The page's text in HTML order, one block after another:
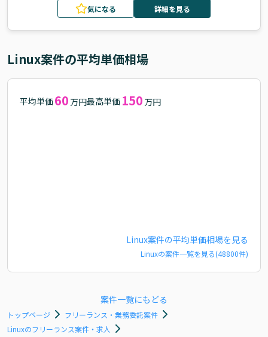
気になる 詳細を見る
Linux案件の平均単価相場
平均単価 60 万円最高単価 150 万円
Linux案件の平均単価相場を見る
Linuxの案件一覧を見る(48800件)
案件一覧にもどる
トップページ
フリーランス・業務委託案件
Linuxのフリーランス案件・求人